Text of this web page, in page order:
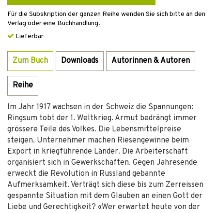
Für die Subskription der ganzen Reihe wenden Sie sich bitte an den
Verlag oder eine Buchhandlung.
Lieferbar
Zum Buch Downloads Autorinnen & Autoren
Reihe
Im Jahr 1917 wachsen in der Schweiz die Spannungen:
Ringsum tobt der 1. Weltkrieg. Armut bedrängt immer
grössere Teile des Volkes. Die Lebensmittelpreise
steigen. Unternehmer machen Riesengewinne beim
Export in kriegführende Länder. Die Arbeiterschaft
organisiert sich in Gewerkschaften. Gegen Jahresende
erweckt die Revolution in Russland gebannte
Aufmerksamkeit. Verträgt sich diese bis zum Zerreissen
gespannte Situation mit dem Glauben an einen Gott der
Liebe und Gerechtigkeit? «Wer erwartet heute von der